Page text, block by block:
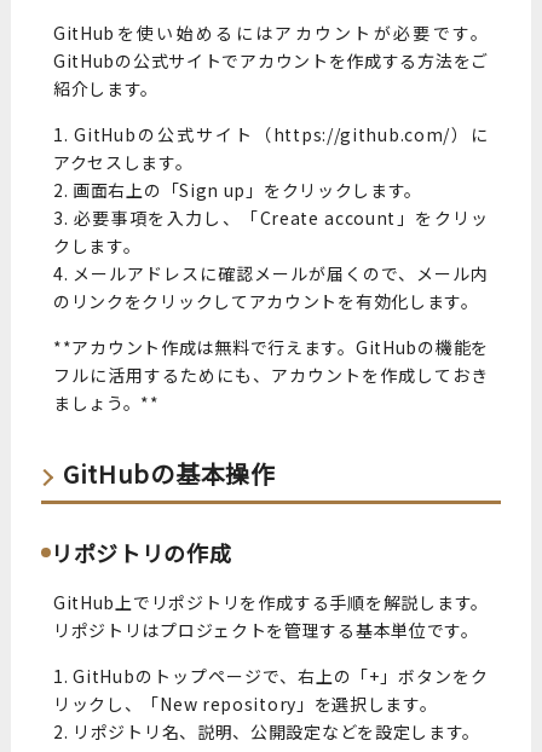
GitHubを使い始めるにはアカウントが必要です。
GitHubの公式サイトでアカウントを作成する方法をご
紹介します。
1. GitHubの公式サイト（https://github.com/）に
アクセスします。
2. 画面右上の「Sign up」をクリックします。
3. 必要事項を入力し、「Create account」をクリッ
クします。
4. メールアドレスに確認メールが届くので、メール内
のリンクをクリックしてアカウントを有効化します。
**アカウント作成は無料で行えます。GitHubの機能を
フルに活用するためにも、アカウントを作成しておき
ましょう。**
GitHubの基本操作
リポジトリの作成
GitHub上でリポジトリを作成する手順を解説します。
リポジトリはプロジェクトを管理する基本単位です。
1. GitHubのトップページで、右上の「+」ボタンをク
リックし、「New repository」を選択します。
2. リポジトリ名、説明、公開設定などを設定します。